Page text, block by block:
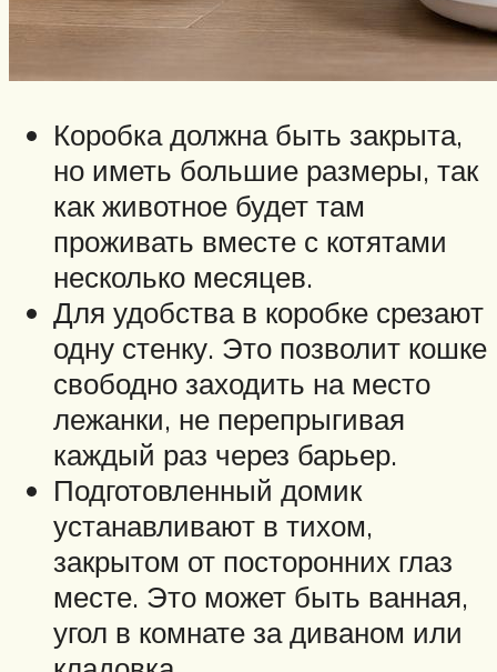
Коробка должна быть закрыта,
но иметь большие размеры, так
как животное будет там
проживать вместе с котятами
несколько месяцев.
Для удобства в коробке срезают
одну стенку. Это позволит кошке
свободно заходить на место
лежанки, не перепрыгивая
каждый раз через барьер.
Подготовленный домик
устанавливают в тихом,
закрытом от посторонних глаз
месте. Это может быть ванная,
угол в комнате за диваном или